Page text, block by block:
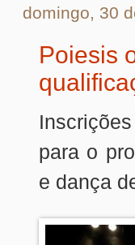
domingo, 30
Poiesis
para o
e dança